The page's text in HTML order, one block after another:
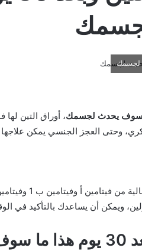
، أوراق التين
وحتى العجز الجنسي يمكن علاجها
ويمكن أن يساعدك بالتأكيد في